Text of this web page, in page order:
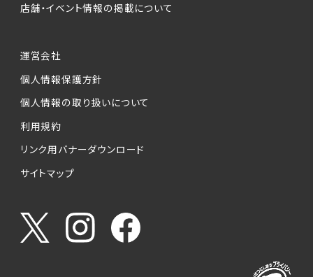
店舗・イベント情報の掲載について
運営会社
個人情報保護方針
個人情報の取り扱いについて
利用規約
リンク用バナーダウンロード
サイトマップ